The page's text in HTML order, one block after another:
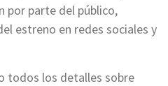
por parte del público,
estreno en redes sociales y
todos los detalles sobre